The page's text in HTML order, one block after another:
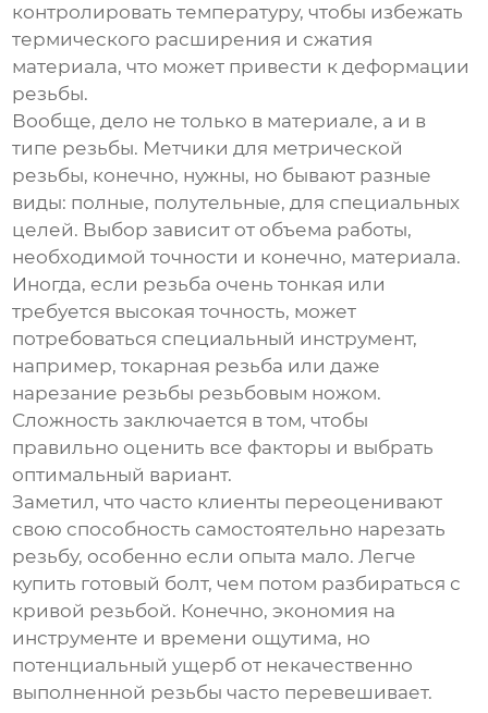
контролировать температуру, чтобы избежать
термического расширения и сжатия
материала, что может привести к деформации
резьбы.
Вообще, дело не только в материале, а и в
типе резьбы. Метчики для метрической
резьбы, конечно, нужны, но бывают разные
виды: полные, полутельные, для специальных
целей. Выбор зависит от объема работы,
необходимой точности и конечно, материала.
Иногда, если резьба очень тонкая или
требуется высокая точность, может
потребоваться специальный инструмент,
например, токарная резьба или даже
нарезание резьбы резьбовым ножом.
Сложность заключается в том, чтобы
правильно оценить все факторы и выбрать
оптимальный вариант.
Заметил, что часто клиенты переоценивают
свою способность самостоятельно нарезать
резьбу, особенно если опыта мало. Легче
купить готовый болт, чем потом разбираться с
кривой резьбой. Конечно, экономия на
инструменте и времени ощутима, но
потенциальный ущерб от некачественно
выполненной резьбы часто перевешивает.